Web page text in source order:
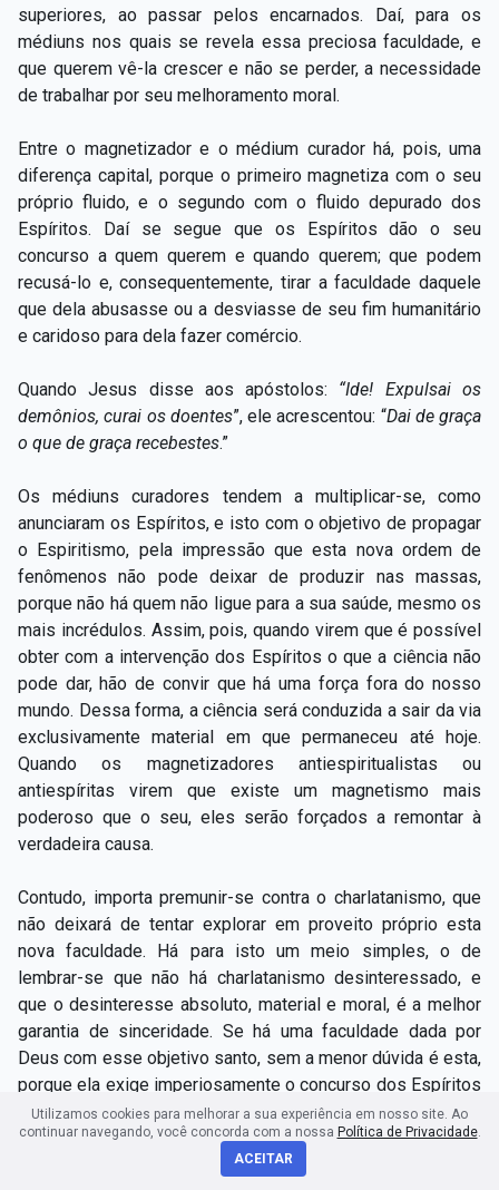
superiores, ao passar pelos encarnados. Daí, para os
médiuns nos quais se revela essa preciosa faculdade, e
que querem vê-la crescer e não se perder, a necessidade
de trabalhar por seu melhoramento moral.
Entre o magnetizador e o médium curador há, pois, uma
diferença capital, porque o primeiro magnetiza com o seu
próprio fluido, e o segundo com o fluido depurado dos
Espíritos. Daí se segue que os Espíritos dão o seu
concurso a quem querem e quando querem; que podem
recusá-lo e, consequentemente, tirar a faculdade daquele
que dela abusasse ou a desviasse de seu fim humanitário
e caridoso para dela fazer comércio.
Quando Jesus disse aos apóstolos: “Ide! Expulsai os
demônios, curai os doentes”, ele acrescentou: “Dai de graça
o que de graça recebestes.”
Os médiuns curadores tendem a multiplicar-se, como
anunciaram os Espíritos, e isto com o objetivo de propagar
o Espiritismo, pela impressão que esta nova ordem de
fenômenos não pode deixar de produzir nas massas,
porque não há quem não ligue para a sua saúde, mesmo os
mais incrédulos. Assim, pois, quando virem que é possível
obter com a intervenção dos Espíritos o que a ciência não
pode dar, hão de convir que há uma força fora do nosso
mundo. Dessa forma, a ciência será conduzida a sair da via
exclusivamente material em que permaneceu até hoje.
Quando os magnetizadores antiespiritualistas ou
antiespíritas virem que existe um magnetismo mais
poderoso que o seu, eles serão forçados a remontar à
verdadeira causa.
Contudo, importa premunir-se contra o charlatanismo, que
não deixará de tentar explorar em proveito próprio esta
nova faculdade. Há para isto um meio simples, o de
lembrar-se que não há charlatanismo desinteressado, e
que o desinteresse absoluto, material e moral, é a melhor
garantia de sinceridade. Se há uma faculdade dada por
Deus com esse objetivo santo, sem a menor dúvida é esta,
porque ela exige imperiosamente o concurso dos Espíritos
superiores, e esse concurso não pode ser adquirido pelo
charlatanismo. É para que se fique bem conscientizado
quanto à natureza toda especial desta faculdade que a
Utilizamos cookies para melhorar a sua experiência em nosso site. Ao
continuar navegando, você concorda com a nossa Política de Privacidade.
ACEITAR